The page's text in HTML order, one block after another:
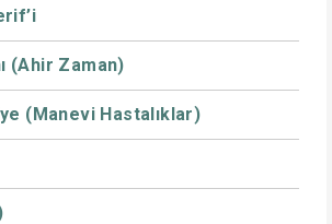
(Ahir Zaman)
(Manevi Hastalıklar)